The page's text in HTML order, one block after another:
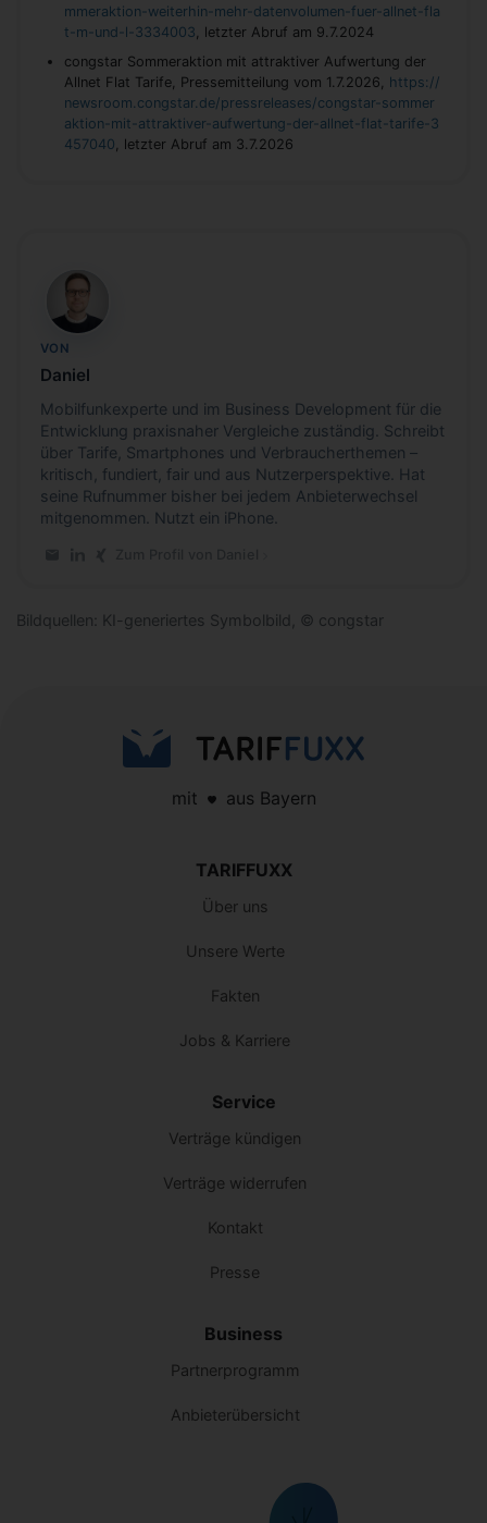
mmeraktion-weiterhin-mehr-datenvolumen-fuer-allnet-fla
t-m-und-l-3334003 , letzter Abruf am 9.7.2024
congstar Sommeraktion mit attraktiver Aufwertung der
Allnet Flat Tarife, Pressemitteilung vom 1.7.2026, https://
newsroom.congstar.de/pressreleases/congstar-sommer
aktion-mit-attraktiver-aufwertung-der-allnet-flat-tarife-3
457040 , letzter Abruf am 3.7.2026
DH
VON
Daniel
Mobilfunkexperte und im Business Development für die
Entwicklung praxisnaher Vergleiche zuständig. Schreibt
über Tarife, Smartphones und Verbraucherthemen –
kritisch, fundiert, fair und aus Nutzerperspektive. Hat
seine Rufnummer bisher bei jedem Anbieterwechsel
mitgenommen. Nutzt ein iPhone.
Bildquellen: KI-generiertes Symbolbild, © congstar
mit aus Bayern
TARIFFUXX
Über uns
Unsere Werte
Fakten
Jobs & Karriere
Service
Verträge kündigen
Verträge widerrufen
Kontakt
Presse
Business
Partnerprogramm
Anbieterübersicht